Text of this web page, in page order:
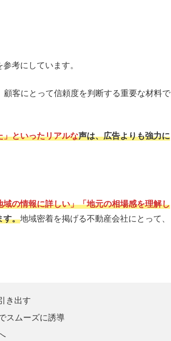
ゲーティングは禁止
心設計
集客フロー
考にしています。
客にとって信頼度を判断する重要な材料で
」といったリアルな声は、広告よりも強力に
域の情報に詳しい」「地元の相場感を理解し
す。地域密着を掲げる不動産会社にとって、
き出す
スムーズに誘導